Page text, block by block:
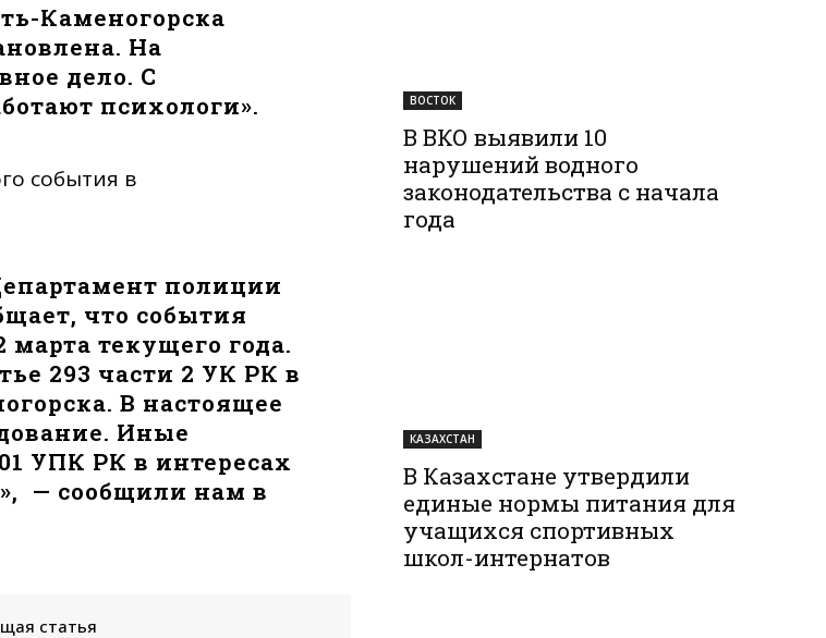
Каменогорска
На
дело. С
психологи».
события в
полиции
что события
текущего года.
293 части 2 УК РК в
В настоящее
Иные
УПК РК в интересах
— сообщили нам в
статья
ВОСТОК
В ВКО выявили 10
нарушений водного
законодательства с начала
года
КАЗАХСТАН
В Казахстане утвердили
единые нормы питания для
учащихся спортивных
школ-интернатов